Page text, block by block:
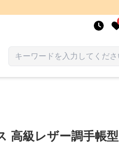
高級レザー調手帳型